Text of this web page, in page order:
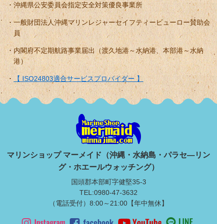
沖縄県公安委員会指定安全対策優良事業所
一般財団法人沖縄マリンレジャーセイフティービューロー賛助会
員
内閣府不定期航路事業届出（渡久地港～水納港、本部港～水納
港）
【 ISO24803適合サービスプロバイダー 】
マリンショップ マーメイド（沖縄・水納島・パラセ―リン
グ・ホエールウォッチング）
国頭郡本部町字健堅35-3
TEL:0980-47-3632
（電話受付）8:00～21:00【年中無休】